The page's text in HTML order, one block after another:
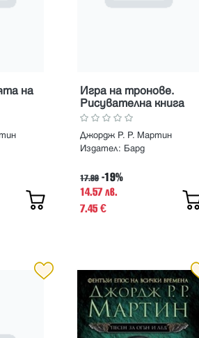
на
Игра на тронове.
Рисувателна книга
Джордж Р. Р. Мартин
Издател: Бард
17.99 -19%
14.57 лв.
7.45€